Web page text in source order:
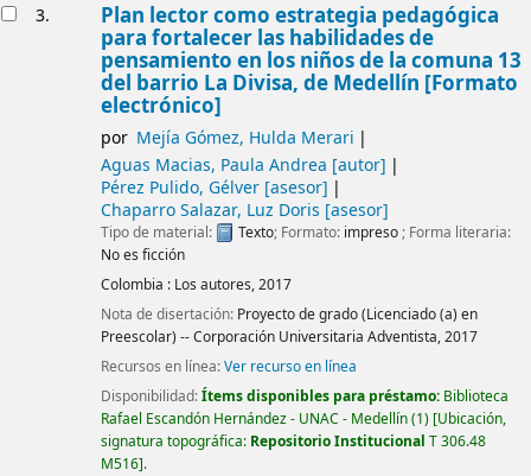
3. Plan lector como estrategia pedagógica
para fortalecer las habilidades de
pensamiento en los niños de la comuna 13
del barrio La Divisa, de Medellín [Formato
electrónico]
por Mejía Gómez, Hulda Merari
Aguas Macias, Paula Andrea [autor]
Pérez Pulido, Gélver[asesor]
Chaparro Salazar, Luz Doris [asesor]
Tipo de material: Texto; Formato: impreso ; Forma literaria:
No es ficción
Colombia : Los autores,2017
Nota de disertación: Proyecto de grado (Licenciado (a) en
Preescolar) -- Corporación Universitaria Adventista, 2017
Recursos en línea:Ver recurso en línea
Disponibilidad:Ítems disponibles para préstamo: Biblioteca
Rafael Escandón Hernández - UNAC - Medellín(1) Ubicación,
signatura topográfica: Repositorio Institucional T 306.48
M516 .